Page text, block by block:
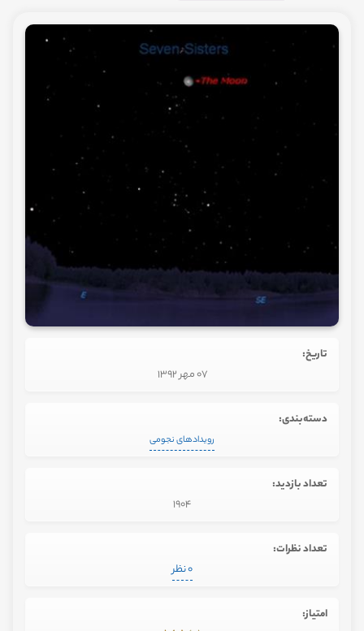
تاریخ:
07 مهر 1392
دسته‌بندی:
رویدادهای نجومی
تعداد بازدید:
1904
تعداد نظرات:
0 نظر
امتیاز: